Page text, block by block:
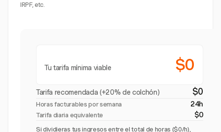
IRPF, etc.
Tu tarifa mínima viable $0
Tarifa recomendada (+20% de colchón) $0
Horas facturables por semana 24h
Tarifa diaria equivalente $0
Si dividieras tus ingresos entre el total de horas ($0/h),